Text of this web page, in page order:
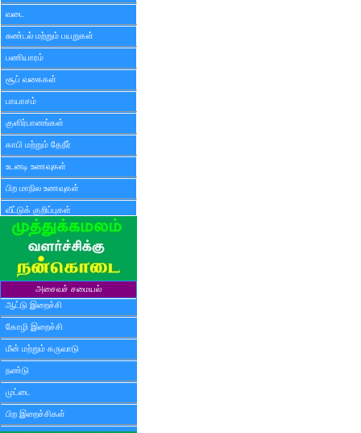
வடை
சுண்டல் மற்றும் பயறுகள்
பணியாரம்
சூப் வகைகள்
பாயாசம்
குளிர்பானங்கள்
காபி மற்றும் தேநீர்
உடனடி உணவுகள்
பிற மாநில உணவுகள்
வீட்டுக் குறிப்புகள்
அசைவச் சமையல்
ஆட்டு இறைச்சி
கோழி இறைச்சி
மீன் மற்றும் கருவாடு
நண்டு
முட்டை
பிற இறைச்சிகள்